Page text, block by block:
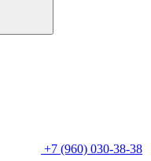
+7 (960) 030-38-38